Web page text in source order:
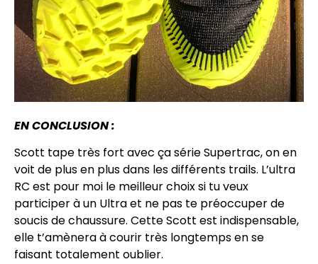
EN CONCLUSION :
Scott tape très fort avec ça série Supertrac, on en
voit de plus en plus dans les différents trails. L’ultra
RC est pour moi le meilleur choix si tu veux
participer à un Ultra et ne pas te préoccuper de
soucis de chaussure. Cette Scott est indispensable,
elle t’amènera à courir très longtemps en se
faisant totalement oublier.